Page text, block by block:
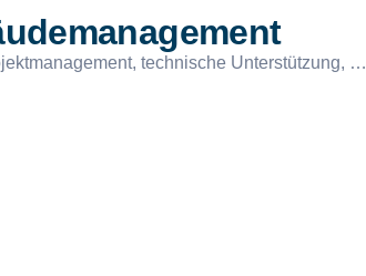
technische Unterstützung, …